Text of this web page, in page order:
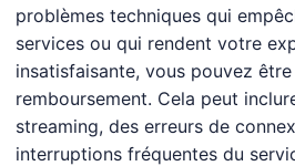
problèmes techniques qui
services ou qui rendent votre
insatisfaisante, vous pouvez
remboursement. Cela peut
streaming, des erreurs de
interruptions fréquentes du